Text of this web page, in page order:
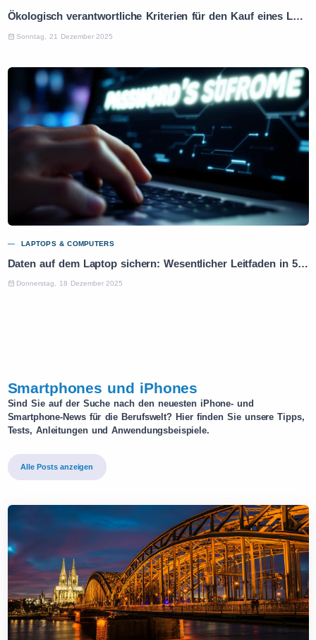
Ökologisch verantwortliche Kriterien für den Kauf eines Laptops: Praktischer Leitfaden
Sonntag, 21 Dezember 2025
LAPTOPS & COMPUTERS
Daten auf dem Laptop sichern: Wesentlicher Leitfaden in 5 Schritten
Donnerstag, 18 Dezember 2025
Smartphones und iPhones
Sind Sie auf der Suche nach den neuesten iPhone- und
Smartphone-News für die Berufswelt? Hier finden Sie unsere Tipps,
Tests, Anleitungen und Anwendungsbeispiele.
Alle Posts anzeigen